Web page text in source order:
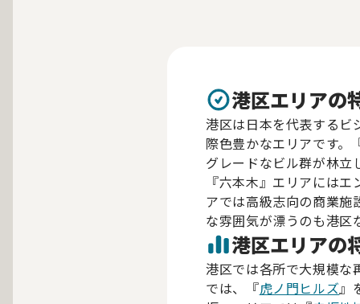
港区エリアの
港区は日本を代表するビ
際色豊かなエリアです。
グレードなビル群が林立
『六本木』エリアには
アでは高級志向の商業施
な雰囲気が漂うのも港区
港区エリアの
港区では各所で大規模な
では、『虎ノ門ヒルズ』